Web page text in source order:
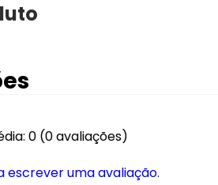
0 (0 avaliações)
escrever uma avaliação.